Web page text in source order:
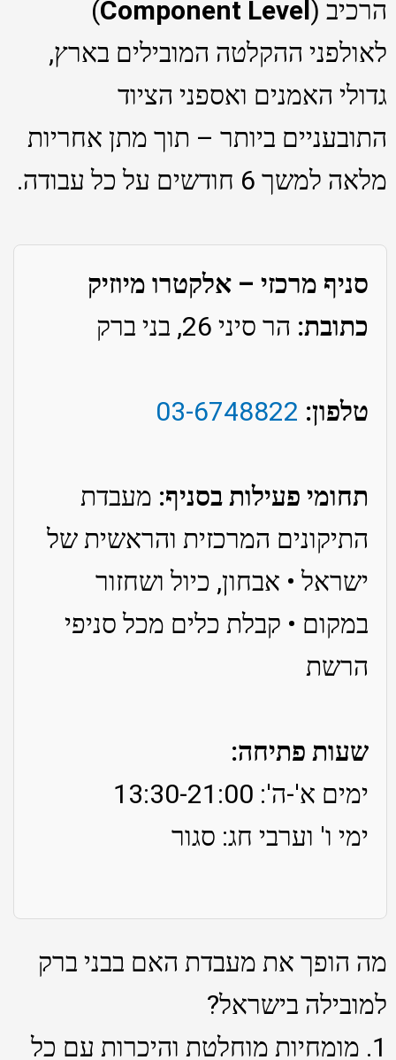
הרכיב ( Component Level
)
לאולפני ההקלטה המובילים בארץ,
גדולי האמנים ואספני הציוד
התובעניים ביותר – תוך מתן אחריות
מלאה למשך 6 חודשים על כל עבודה.
סניף מרכזי – אלקטרו מיוזיק
כתובת: הר סיני 26, בני ברק
טלפון: 03-6748822
תחומי פעילות בסניף: מעבדת
התיקונים המרכזית והראשית של
ישראל • אבחון, כיול ושחזור
במקום • קבלת כלים מכל סניפי
הרשת
שעות פתיחה:
ימים א'-ה': 13:30-21:00
ימי ו' וערבי חג: סגור
מה הופך את מעבדת האם בבני ברק
למובילה בישראל?
1. מומחיות מוחלטת והיכרות עם כל